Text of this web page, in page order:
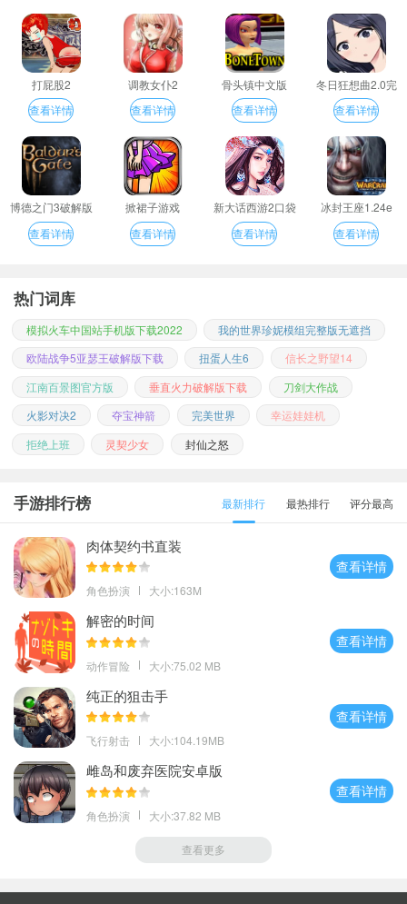
打屁股2
查看详情
调教女仆2
查看详情
骨头镇中文版
查看详情
冬日狂想曲2.0完
整汉化版
查看详情
博德之门3破解版
查看详情
掀裙子游戏
查看详情
新大话西游2口袋
版
查看详情
冰封王座1.24e
查看详情
热门词库
模拟火车中国站手机版下载2022
我的世界珍妮模组完整版无遮挡
欧陆战争5亚瑟王破解版下载
扭蛋人生6
信长之野望14
江南百景图官方版
垂直火力破解版下载
刀剑大作战
火影对决2
夺宝神箭 完美世界
幸运娃娃机
拒绝上班
灵契少女 封仙之怒
手游排行榜 最新排行 最热排行 评分最高
肉体契约书直装
角色扮演 大小:163M
查看详情
解密的时间
动作冒险 大小:75.02 MB
查看详情
纯正的狙击手
飞行射击 大小:104.19MB
查看详情
雌岛和废弃医院安卓版
角色扮演 大小:37.82 MB
查看详情
查看更多